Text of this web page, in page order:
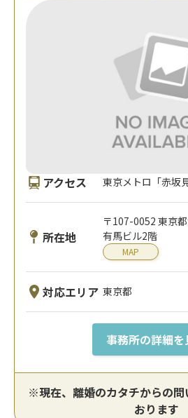
アクセス 東京メトロ「赤坂
所在地
〒107-0052 東京
有馬ビル2階
MAP
対応エリア 東京都
事務所の詳細を
※現在、離婚のカタチからの問
おります